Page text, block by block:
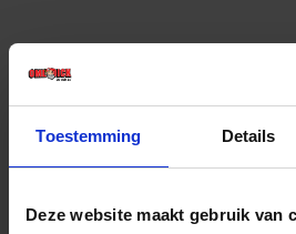
Toestemming Details
Deze website maakt gebruik van